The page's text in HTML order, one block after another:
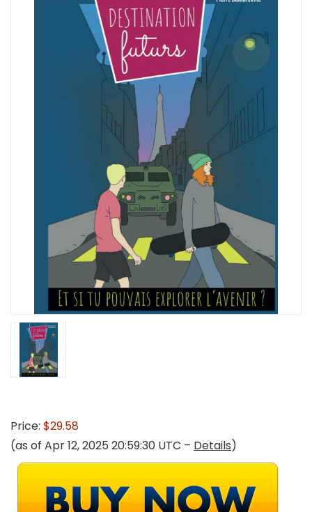
Price: $29.58
(as of Apr 12, 2025 20:59:30 UTC – Details)